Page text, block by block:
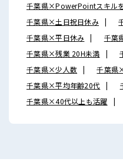
千葉県×PowerPointスキル
千葉県×土日祝日休み
千葉県×平日休み
千葉
千葉県×残業 20H未満
千葉県×少人数
千葉県
千葉県×平均年齢20代
千葉県×40代以上も活躍